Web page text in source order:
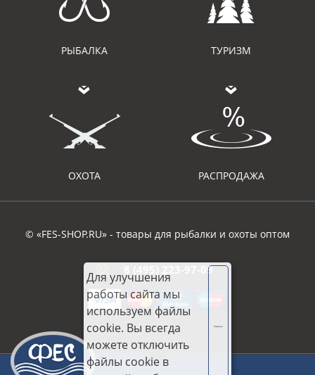
РЫБАЛКА ТУРИЗМ
ОХОТА РАСПРОДАЖА
© «FES-SHOP.RU» - товары для рыбалки и охоты оптом
8 (495) 223-97-09
Для улучшения
работы сайта мы
используем файлы
cookie. Вы всегда
можете отключить
файлы cookie в
Хорошо